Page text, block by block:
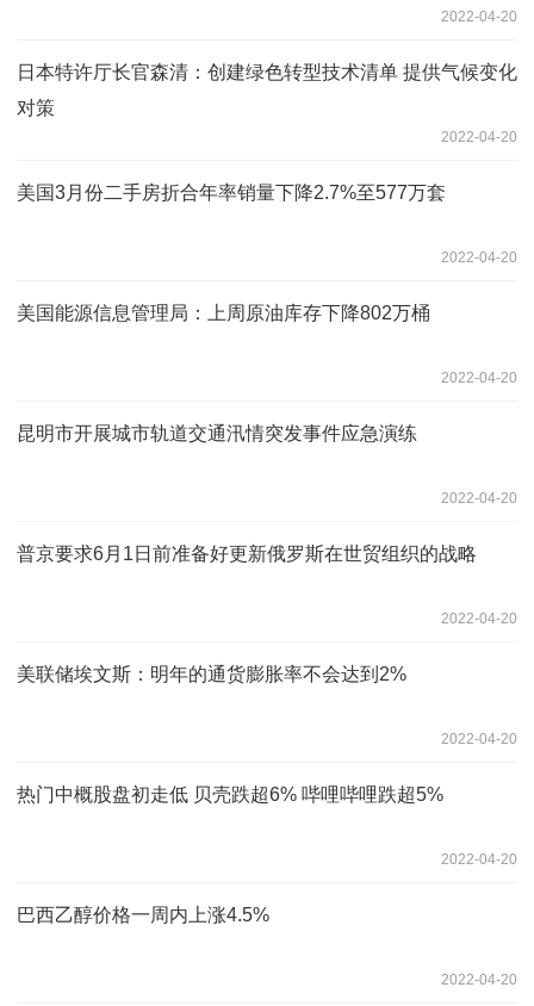
2022-04-20
日本特许厅长官森清：创建绿色转型技术清单 提供气候变化
对策
2022-04-20
美国3月份二手房折合年率销量下降2.7%至577万套
2022-04-20
美国能源信息管理局：上周原油库存下降802万桶
2022-04-20
昆明市开展城市轨道交通汛情突发事件应急演练
2022-04-20
普京要求6月1日前准备好更新俄罗斯在世贸组织的战略
2022-04-20
美联储埃文斯：明年的通货膨胀率不会达到2%
2022-04-20
热门中概股盘初走低 贝壳跌超6% 哔哩哔哩跌超5%
2022-04-20
巴西乙醇价格一周内上涨4.5%
2022-04-20